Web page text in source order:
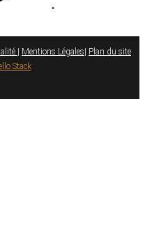
•
Mentions Légales
Plan du site
Stack